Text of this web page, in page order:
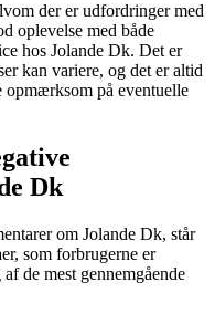
der er udfordringer med
oplevelse med både
hos Jolande Dk. Det er
kan variere, og det er altid
opmærksom på eventuelle
Dk
om Jolande Dk, står
som forbrugerne er
de mest gennemgående